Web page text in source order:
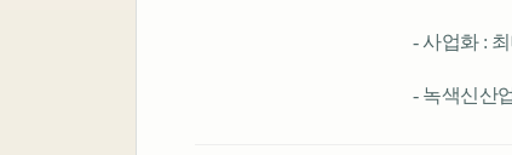
- 사업화 :
- 녹색신산